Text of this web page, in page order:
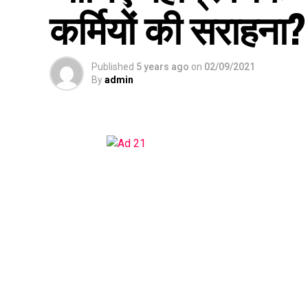
कर्मियों की सराहना?
Published 5 years ago on 02/09/2021
Byadmin